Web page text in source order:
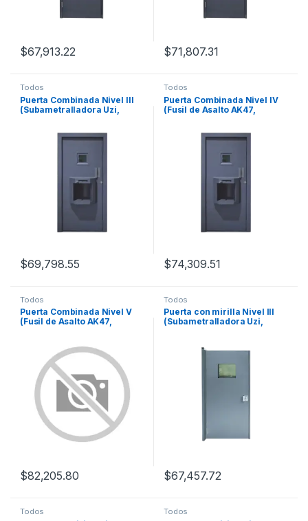
$67,913.22 $71,807.31
Todos
Puerta Combinada Nivel III
(Subametralladora Uzi,
$69,798.55
Todos
Puerta Combinada Nivel IV
(Fusil de Asalto AK47,
$74,309.51
Todos
Puerta Combinada Nivel V
(Fusil de Asalto AK47,
$82,205.80
Todos
Puerta con mirilla Nivel III
(Subametralladora Uzi,
$67,457.72
Todos Todos